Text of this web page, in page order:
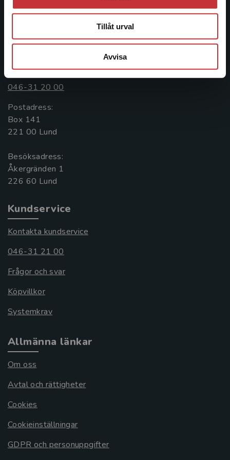
Tillåt urval
Avvisa
informationstjänster i utbudet, finns Studentlitteratur med
längs hela kunskapsresan.
Kontakta oss
Kontakta oss
046-31 20 00
Postadress:
Box 141
221 00 Lund
Besöksadress:
Åkergränden 1
Kundservice
Kontakta kundservice
046-31 21 00
Frågor och svar
Köpvillkor
Systemkrav
Allmänna länkar
Om oss
Avtal och rättigheter
Cookies
Cookieinställningar
GDPR och personuppgifter